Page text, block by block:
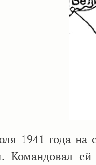
1941 года на
Командовал